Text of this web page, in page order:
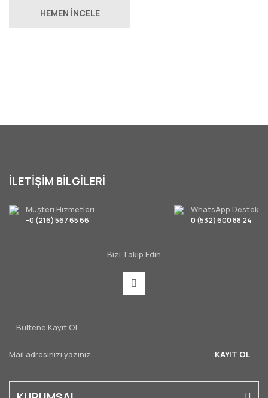
HEMEN İNCELE
İLETİŞİM BİLGİLERİ
Müşteri Hizmetleri
-0 (216) 567 65 66
WhatsApp Destek
0 (532) 600 88 24
Bizi Takip Edin
Bültene Kayıt Ol
KAYIT OL